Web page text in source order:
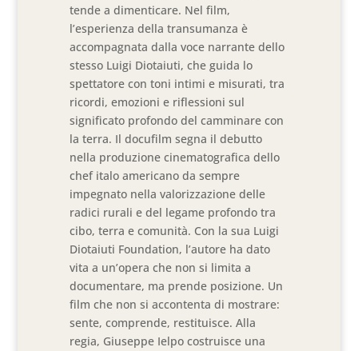
tende a dimenticare. Nel film,
l’esperienza della transumanza è
accompagnata dalla voce narrante dello
stesso Luigi Diotaiuti, che guida lo
spettatore con toni intimi e misurati, tra
ricordi, emozioni e riflessioni sul
significato profondo del camminare con
la terra. Il docufilm segna il debutto
nella produzione cinematografica dello
chef italo americano da sempre
impegnato nella valorizzazione delle
radici rurali e del legame profondo tra
cibo, terra e comunità. Con la sua Luigi
Diotaiuti Foundation, l’autore ha dato
vita a un’opera che non si limita a
documentare, ma prende posizione. Un
film che non si accontenta di mostrare:
sente, comprende, restituisce. Alla
regia, Giuseppe Ielpo costruisce una